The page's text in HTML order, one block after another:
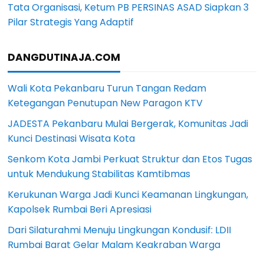
Tata Organisasi, Ketum PB PERSINAS ASAD Siapkan 3
Pilar Strategis Yang Adaptif
DANGDUTINAJA.COM
Wali Kota Pekanbaru Turun Tangan Redam
Ketegangan Penutupan New Paragon KTV
JADESTA Pekanbaru Mulai Bergerak, Komunitas Jadi
Kunci Destinasi Wisata Kota
Senkom Kota Jambi Perkuat Struktur dan Etos Tugas
untuk Mendukung Stabilitas Kamtibmas
Kerukunan Warga Jadi Kunci Keamanan Lingkungan,
Kapolsek Rumbai Beri Apresiasi
Dari Silaturahmi Menuju Lingkungan Kondusif: LDII
Rumbai Barat Gelar Malam Keakraban Warga